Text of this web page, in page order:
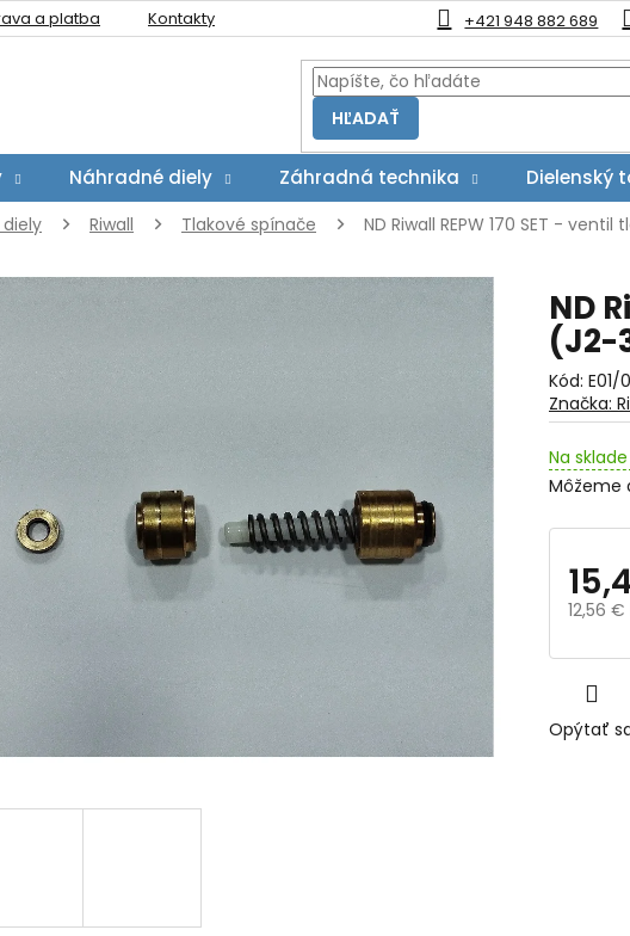
+421 948 882 689
a platba Kontakty
HĽADAŤ
Náhradné diely Záhradná technika Dielenský
Riwall Tlakové spínače ND Riwall REPW 170 SET - ventil
ND
(J2-
Kód: E01/
Na sklade
Môžeme
12,56 €
cena:
Opýtať
Značka: